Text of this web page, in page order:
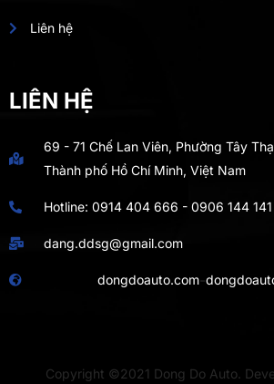
Liên hệ
LIÊN HỆ
69 - 71 Chế Lan Viên, Phường Tây
Thành phố Hồ Chí Minh, Việt Nam
Hotline: 0914 404 666 - 0906 144 141
dang.ddsg@gmail.com
dongdoauto.com-
Copyright ©2021 Dong Do Auto.